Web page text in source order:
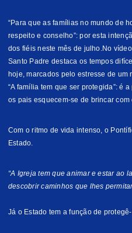
“Para que as famílias no mundo de
respeito e conselho”: por esta
dos fiéis neste mês de julho.No
Santo Padre destaca os tempos
hoje, marcados pelo estresse de um
“A família tem que ser protegida”: é
os pais esquecem-se de brincar com
Com o ritmo de vida intenso, o
Estado.
“A Igreja tem que animar e estar ao
descobrir caminhos que lhes
Já o Estado tem a função de protegê-